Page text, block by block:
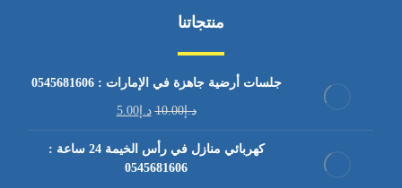
منتجاتنا
جلسات أرضية جاهزة في الإمارات : 0545681606
د.إ10.00 د.إ5.00
كهربائي منازل في رأس الخيمة 24 ساعة :
0545681606